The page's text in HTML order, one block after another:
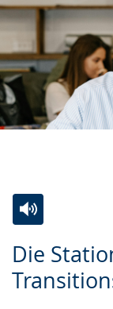
Die
Leichten
Sprache
Audio-
Unterstützung.
Video